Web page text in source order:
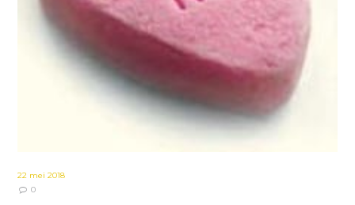
22 mei 2018
0